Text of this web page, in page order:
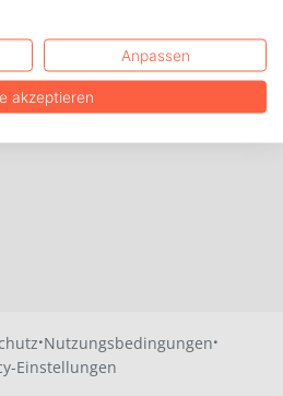
·Nutzungsbedingungen·
Einstellungen
Anpassen
akzeptieren